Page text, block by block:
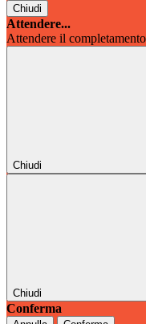
Chiudi
Attendere...
Attendere il
Chiudi
Chiudi
Conferma